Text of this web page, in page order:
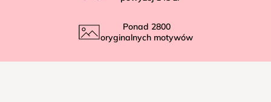
Ponad 2800
oryginalnych motywów